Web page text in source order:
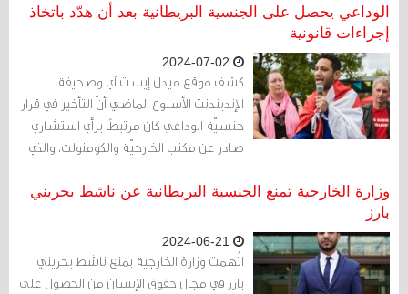
وحُكِم عليه بالسجن لمدة عشر سنوات في
حزيران 2023. وخلال فترة احتجازه، كشف عن
التّعذيب وسوء المعاملة في سجن جو ...
الوداعي يحصل على الجنسية البريطانية بعد أن هدّد باتخاذ
إجراءات قانونية
كشف موقع ميدل إيست آي وصحيفة
الإندبندنت الأسبوع الماضي أنّ التأخير في قرار
جنسيّة الوداعي كان مرتبطًا برأي استشاري
صادر عن مكتب الخارجيّة والكومنولث، والذي
لفت إلى توتر مُحتَمَل في العلاقات بين المملكة
المتحدة والبحرين في حال قبول طلبه.
وزارة الخارجية تمنع الجنسية البريطانية عن ناشط بحريني
بارز
اتُهمت وزارة الخارجية بمنع ناشط بحريني
بارز في مجال حقوق الإنسان من الحصول على